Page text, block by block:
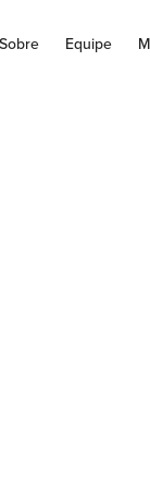
Sobre Equipe